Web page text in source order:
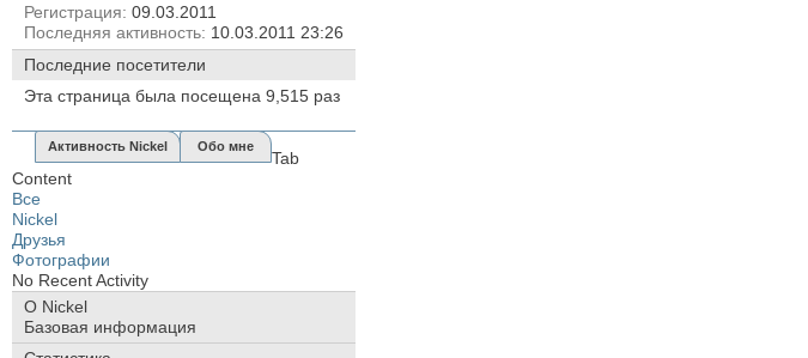
Регистрация 09.03.2011
Последняя активность 10.03.2011 23:26
Последние посетители
Эта страница была посещена 9,515 раз
Активность Nickel Обо мне
Tab
Content
Все
Nickel
Друзья
Фотографии
No Recent Activity
О Nickel
Базовая информация